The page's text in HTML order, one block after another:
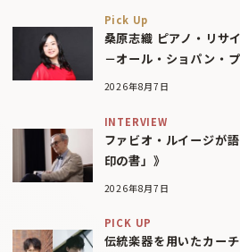
Pick Up
桑原志織 ピアノ・リサ
－オール・ショパン・
2026年8月7日
INTERVIEW
ファビオ・ルイージが
印の書」》
2026年8月7日
PICK UP
伝統楽器を用いたカー